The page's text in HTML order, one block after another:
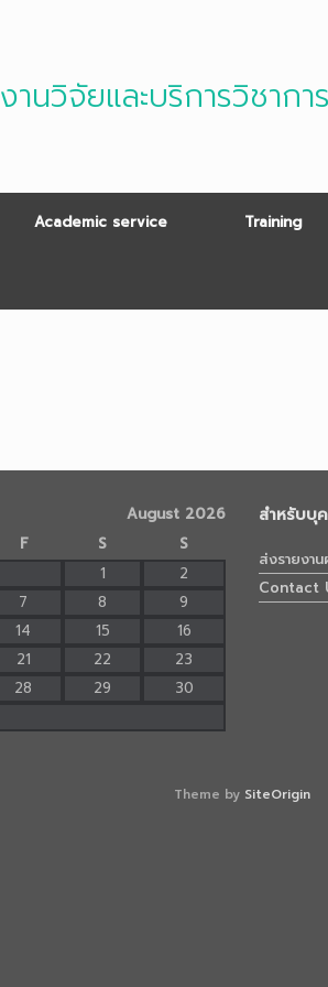
งานวิจัยและบริการวิชา
Academic service Training
August 2026
F S
S
1
2
7 8
9
14 15
16
21 22
23
28 29
30
สำหรับบุ
ส่งรายงา
Contact
Theme by SiteOrigin